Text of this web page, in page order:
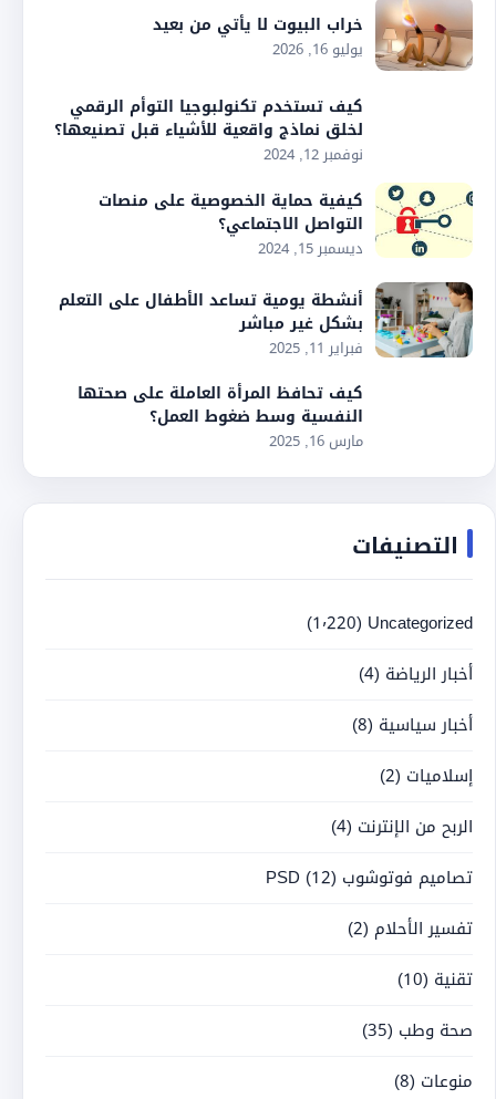
خراب البيوت لا يأتي من بعيد
يوليو 16, 2026
كيف تستخدم تكنولبوجيا التوأم الرقمي
لخلق نماذج واقعية للأشياء قبل تصنيعها؟
نوفمبر 12, 2024
كيفية حماية الخصوصية على منصات
التواصل الاجتماعي؟
ديسمبر 15, 2024
أنشطة يومية تساعد الأطفال على التعلم
بشكل غير مباشر
فبراير 11, 2025
كيف تحافظ المرأة العاملة على صحتها
النفسية وسط ضغوط العمل؟
مارس 16, 2025
التصنيفات
Uncategorized (1٬220)
أخبار الرياضة (4)
أخبار سياسية (8)
إسلاميات (2)
الربح من الإنترنت (4)
تصاميم فوتوشوب PSD (12)
تفسير الأحلام (2)
تقنية (10)
صحة وطب (35)
منوعات (8)